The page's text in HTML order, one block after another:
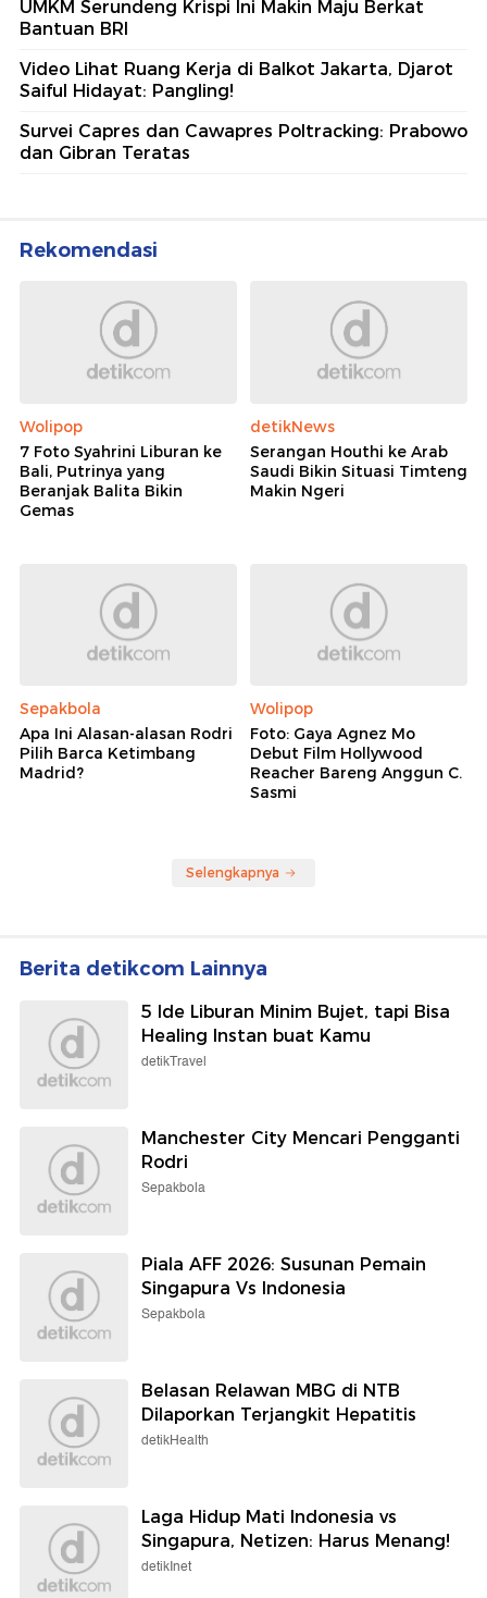
UMKM Serundeng Krispi Ini Makin Maju Berkat
Bantuan BRI
Video Lihat Ruang Kerja di Balkot Jakarta, Djarot
Saiful Hidayat: Pangling!
Survei Capres dan Cawapres Poltracking: Prabowo
dan Gibran Teratas
Rekomendasi
Wolipop
7 Foto Syahrini Liburan ke
Bali, Putrinya yang
Beranjak Balita Bikin
Gemas
detikNews
Serangan Houthi ke Arab
Saudi Bikin Situasi Timteng
Makin Ngeri
Sepakbola
Apa Ini Alasan-alasan Rodri
Pilih Barca Ketimbang
Madrid?
Wolipop
Foto: Gaya Agnez Mo
Debut Film Hollywood
Reacher Bareng Anggun C.
Sasmi
Selengkapnya
Berita detikcom Lainnya
5 Ide Liburan Minim Bujet, tapi Bisa
Healing Instan buat Kamu
detikTravel
Manchester City Mencari Pengganti
Rodri
Sepakbola
Piala AFF 2026: Susunan Pemain
Singapura Vs Indonesia
Sepakbola
Belasan Relawan MBG di NTB
Dilaporkan Terjangkit Hepatitis
detikHealth
Laga Hidup Mati Indonesia vs
Singapura, Netizen: Harus Menang!
detikInet